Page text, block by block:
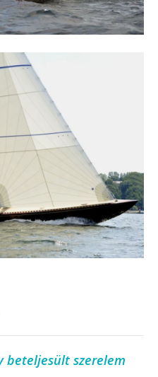
beteljesült szerelem